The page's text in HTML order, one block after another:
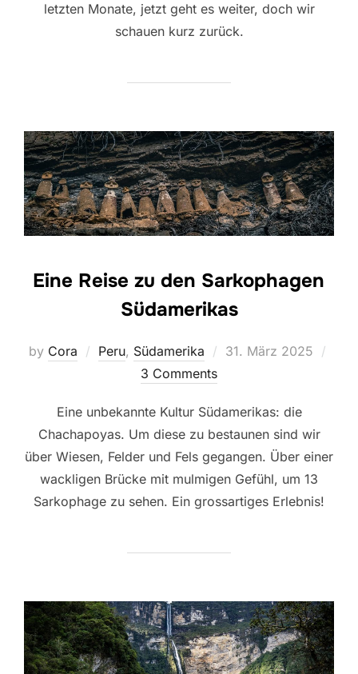
letzten Monate, jetzt geht es weiter, doch wir
schauen kurz zurück.
Eine Reise zu den Sarkophagen
Südamerikas
by Cora Peru, Südamerika
Posted
31. März 2025
3 Comments
Eine unbekannte Kultur Südamerikas: die
Chachapoyas. Um diese zu bestaunen sind wir
über Wiesen, Felder und Fels gegangen. Über einer
wackligen Brücke mit mulmigen Gefühl, um 13
Sarkophage zu sehen. Ein grossartiges Erlebnis!